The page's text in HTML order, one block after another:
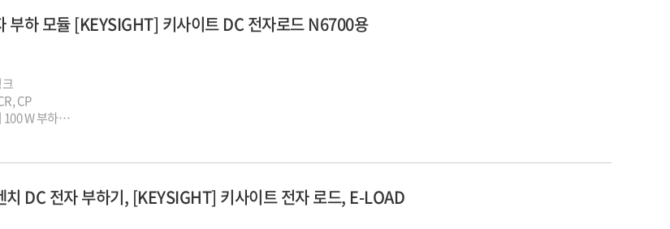
부하 모듈 [KEYSIGHT] 키사이트 DC 전자로드 N6700용
CP
W 부하
및 부하 모듈
분석 소프트웨어
치 DC 전자 부하기, [KEYSIGHT] 키사이트 전자 로드, E-LOAD